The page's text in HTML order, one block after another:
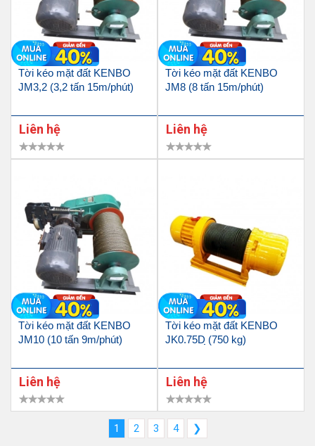
Tời kéo mặt đất KENBO
JM3,2 (3,2 tấn 15m/phút)
Liên hệ
Tời kéo mặt đất KENBO
JM8 (8 tấn 15m/phút)
Liên hệ
Tời kéo mặt đất KENBO
JM10 (10 tấn 9m/phút)
Liên hệ
Tời kéo mặt đất KENBO
JK0.75D ̣̣(750 kg)
Liên hệ
1 2 3 4 ❯